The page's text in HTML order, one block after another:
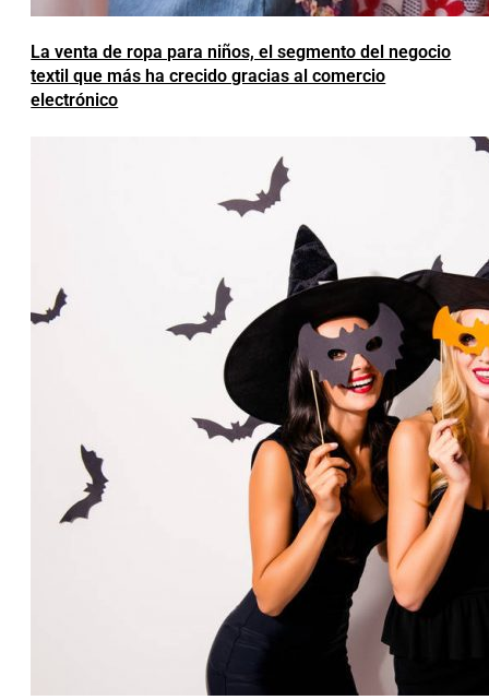
La venta de ropa para niños, el segmento del negocio
textil que más ha crecido gracias al comercio
electrónico